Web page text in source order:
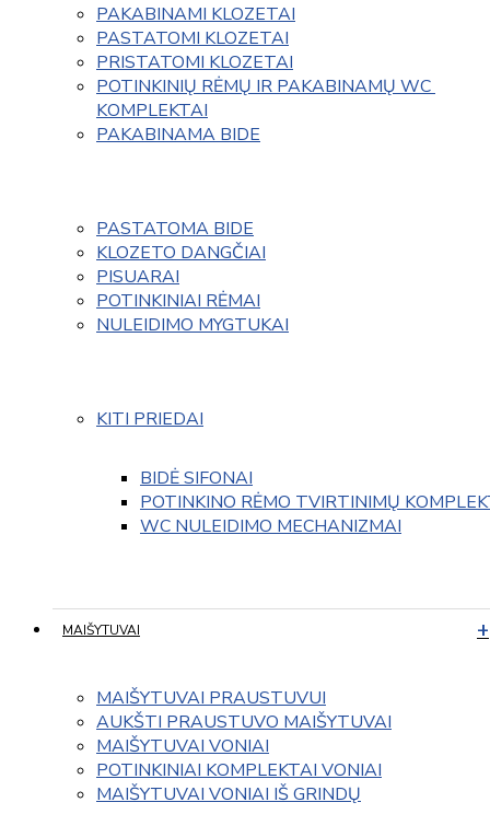
PAKABINAMI KLOZETAI
PASTATOMI KLOZETAI
PRISTATOMI KLOZETAI
POTINKINIŲ RĖMŲ IR PAKABINAMŲ WC
KOMPLEKTAI
PAKABINAMA BIDE
PASTATOMA BIDE
KLOZETO DANGČIAI
PISUARAI
POTINKINIAI RĖMAI
NULEIDIMO MYGTUKAI
KITI PRIEDAI
BIDĖ SIFONAI
POTINKINO RĖMO TVIRTINIMŲ
WC NULEIDIMO MECHANIZMAI
MAIŠYTUVAI
MAIŠYTUVAI PRAUSTUVUI
AUKŠTI PRAUSTUVO MAIŠYTUVAI
MAIŠYTUVAI VONIAI
POTINKINIAI KOMPLEKTAI VONIAI
MAIŠYTUVAI VONIAI IŠ GRINDŲ